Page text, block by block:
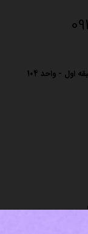
اول - واحد 104